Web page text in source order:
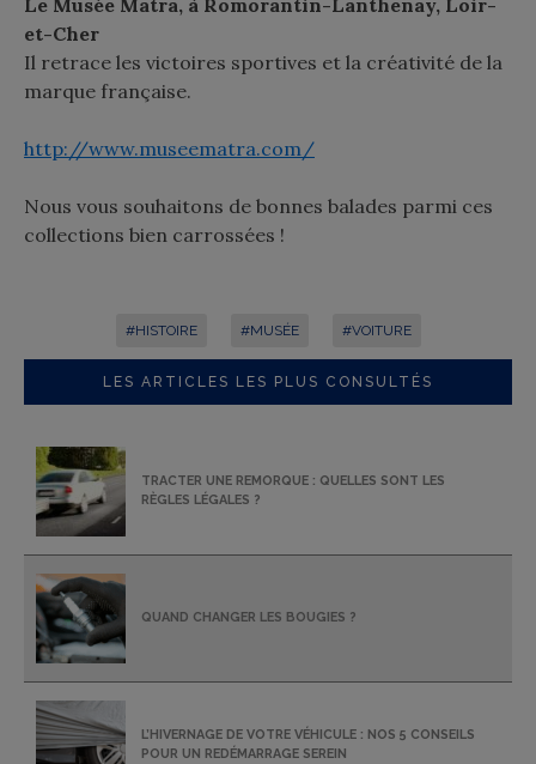
et-Cher
Il retrace les victoires sportives et la créativité de la
marque française.
http://www.museematra.com/
Nous vous souhaitons de bonnes balades parmi ces
collections bien carrossées !
#HISTOIRE #MUSÉE #VOITURE
LES ARTICLES LES PLUS CONSULTÉS
TRACTER UNE REMORQUE : QUELLES SONT LES
RÈGLES LÉGALES ?
QUAND CHANGER LES BOUGIES ?
L’HIVERNAGE DE VOTRE VÉHICULE : NOS 5 CONSEILS
POUR UN REDÉMARRAGE SEREIN